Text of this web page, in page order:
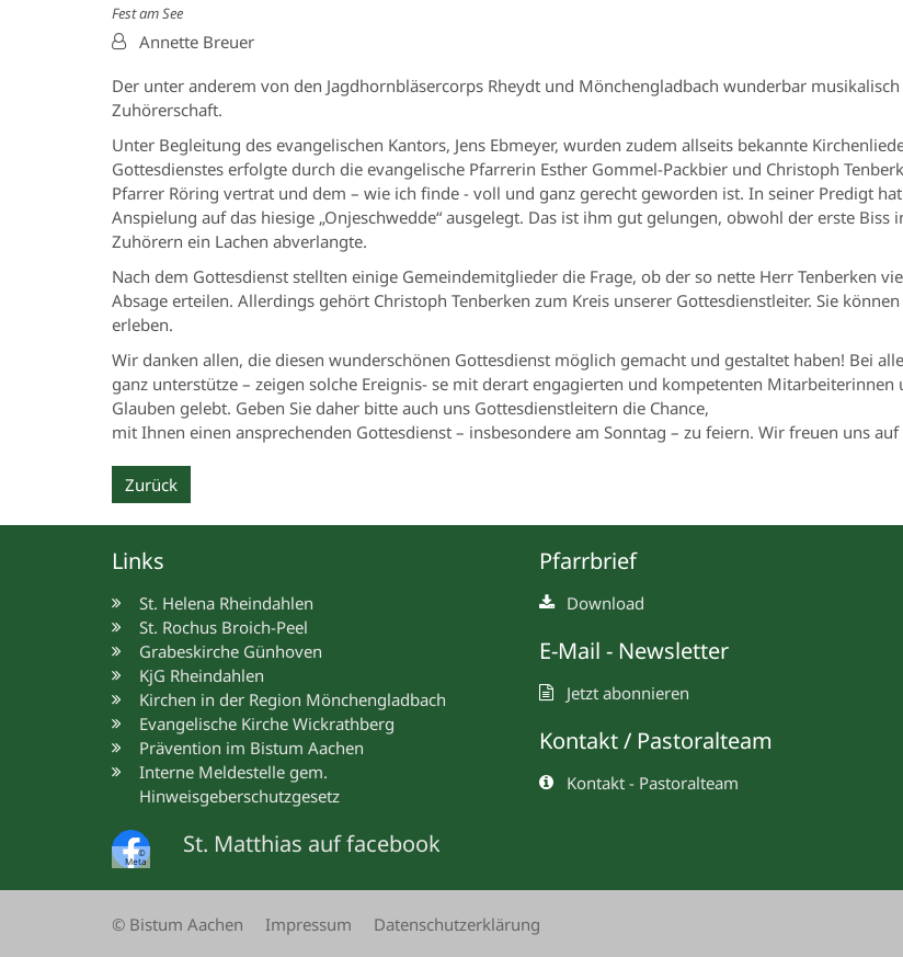
Fest am See
Von:Annette Breuer
Der unter anderem von den Jagdhornbläsercorps Rheydt und Mönchengladbach wunderbar
Zuhörerschaft.
Unter Begleitung des evangelischen Kantors, Jens Ebmeyer, wurden zudem allseits bekannte
Gottesdienstes erfolgte durch die evangelische Pfarrerin Esther Gommel-Packbier und Christoph
Pfarrer Röring vertrat und dem – wie ich finde - voll und ganz gerecht geworden ist. In seiner Predigt
Anspielung auf das hiesige „Onjeschwedde“ ausgelegt. Das ist ihm gut gelungen, obwohl der erste
Zuhörern ein Lachen abverlangte.
Nach dem Gottesdienst stellten einige Gemeindemitglieder die Frage, ob der so nette Herr Tenberken
Absage erteilen. Allerdings gehört Christoph Tenberken zum Kreis unserer Gottesdienstleiter. Sie
erleben.
Wir danken allen, die diesen wunderschönen Gottesdienst möglich gemacht und gestaltet haben! Bei
ganz unterstütze – zeigen solche Ereignis- se mit derart engagierten und kompetenten
Glauben gelebt. Geben Sie daher bitte auch uns Gottesdienstleitern die Chance,
mit Ihnen einen ansprechenden Gottesdienst – insbesondere am Sonntag – zu feiern. Wir freuen uns
Zurück
Links
St. Helena Rheindahlen
St. Rochus Broich-Peel
Grabeskirche Günhoven
KjG Rheindahlen
Kirchen in der Region Mönchengladbach
Evangelische Kirche Wickrathberg
Prävention im Bistum Aachen
Interne Meldestelle gem.
Hinweisgeberschutzgesetz
©
Meta
St. Matthias auf facebook
Pfarrbrief
Download
E-Mail - Newsletter
Jetzt abonnieren
Kontakt / Pastoralteam
Kontakt - Pastoralteam
© Bistum Aachen Impressum Datenschutzerklärung